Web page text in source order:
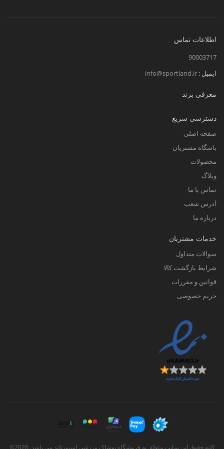
اطلاعات تماس
90003717
ایمیل : info@sportland.ir
معرفی برند
دسترسی سریع
صفحه اصلی
باشگاه مشتریان
محصولات
وبلاگ
تماس با ما
آدرس شعب
درباره ما
خدمات مشتریان
سوالات متداول
شرایط بازگشت کالا
قوانین و مقررات
حریم خصوصی